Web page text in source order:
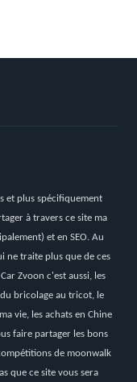
et plus spécifiquement
à travers ce site ma
et en SEO. Au
ne traite plus que de ces
Zvoon c'est aussi, les
bricolage au tricot, le
vie, les achats en Chine
faire partager les bons
de moonwalk
que ce site vous sera